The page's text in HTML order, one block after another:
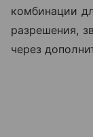
комбинации
разрешения,
через